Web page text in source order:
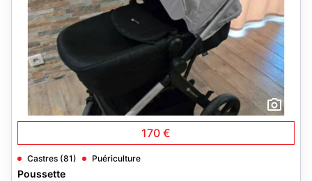
170 €
Castres (81) Puériculture
Poussette